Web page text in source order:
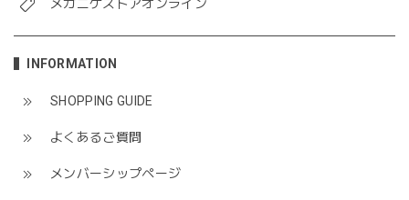
メガニケストアオンライン
INFORMATION
SHOPPING GUIDE
よくあるご質問
メンバーシップページ